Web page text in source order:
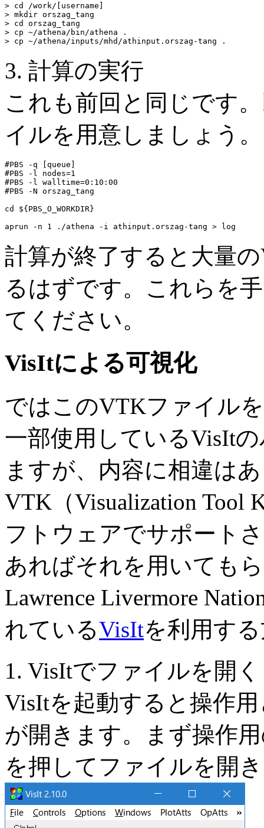
> cd /work/[username]
> mkdir orszag_tang
> cd orszag_tang
> cp ~/athena/bin/athena .
> cp ~/athena/inputs/mhd/athinput.orszag-tang .
3. 計算の実行
これも前回と同じです
イルを用意しましょう。
#PBS -q [queue]
#PBS -l nodes=1
#PBS -l walltime=0:10:00
#PBS -N orszag_tang
cd ${PBS_O_WORKDIR}
aprun -n 1 ./athena -i athinput.orszag-tang > log
計算が終了すると大量
るはずです。これらを
てください。
VisItによる可視化
ではこのVTKファイル
一部使用しているVisIt
ますが、内容に相違は
VTK（Visualization Tool
フトウェアでサポート
あればそれを用いても
Lawrence Livermore
れているVisItを利用す
1. VisItでファイルを開く
VisItを起動すると操作
が開きます。まず操作
を押してファイルを開